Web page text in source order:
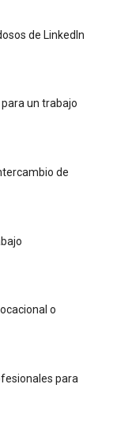
de LinkedIn
un trabajo
de
o
para